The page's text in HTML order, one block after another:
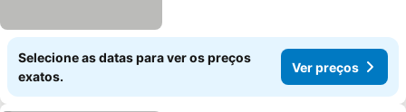
Selecione as datas para ver os preços
exatos.
Ver preços